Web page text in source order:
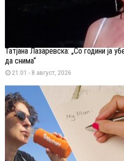
Татјана Лазаревска: „Со години ја
да снима“
21:01 - 8 август, 2026